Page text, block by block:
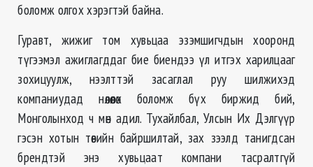
боломж олгох хэрэгтэй байна.
Гуравт, жижиг том хувьцаа эзэмшигчдын хооронд
түгээмэл ажиглагддаг бие биендээ үл итгэх харилцааг
зохицуулж, нээлттэй засаглал руу шилжихэд
компаниудад нөлөөлөх боломж бүх биржид бий,
Монголынход ч мөн адил. Тухайлбал, Улсын Их Дэлгүүр
гэсэн хотын төвийн байршилтай, зах зээлд танигдсан
брендтэй энэ хувьцаат компани тасралтгүй